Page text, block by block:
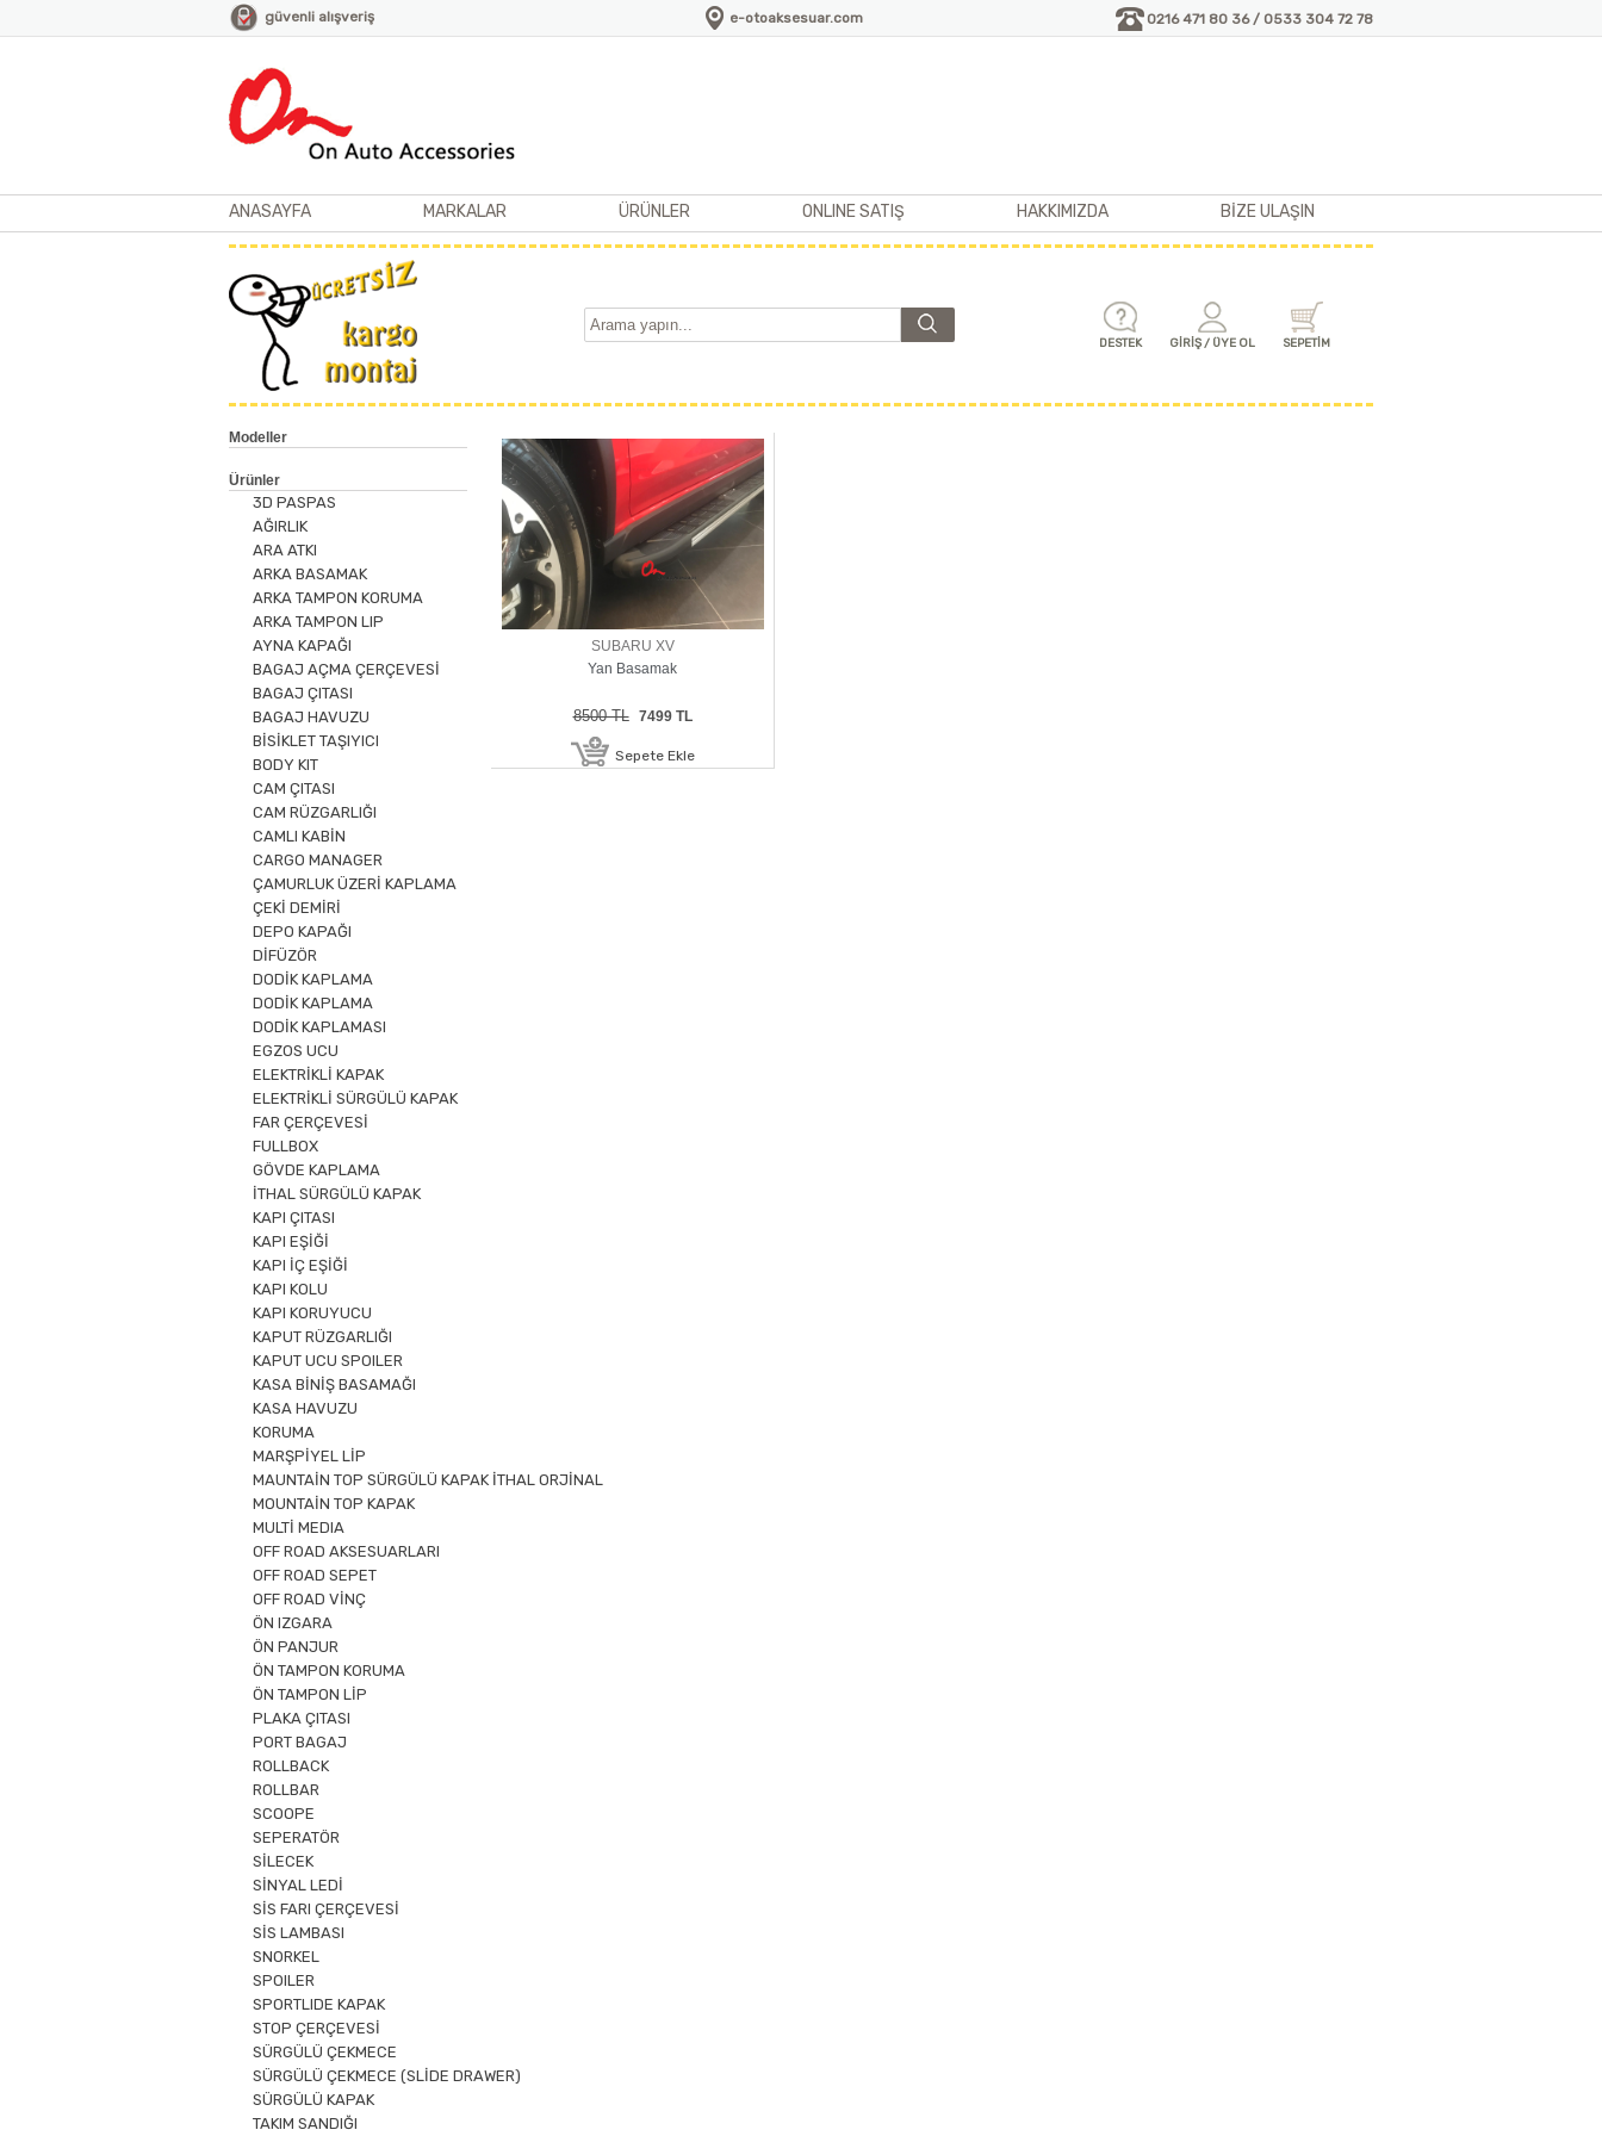
güvenli alışveriş e-otoaksesuar.com 0216 471 80 36 / 0533 304 72 78
ANASAYFA MARKALAR ÜRÜNLER ONLINE SATIŞ HAKKIMIZDA BİZE ULAŞIN
DESTEK GİRİŞ / ÜYE OL SEPETİM
Modeller
Ürünler
3D PASPAS
AĞIRLIK
ARA ATKI
ARKA BASAMAK
ARKA TAMPON KORUMA
ARKA TAMPON LIP
AYNA KAPAĞI
BAGAJ AÇMA ÇERÇEVESİ
BAGAJ ÇITASI
BAGAJ HAVUZU
BİSİKLET TAŞIYICI
BODY KIT
CAM ÇITASI
CAM RÜZGARLIĞI
CAMLI KABİN
CARGO MANAGER
ÇAMURLUK ÜZERİ KAPLAMA
ÇEKİ DEMİRİ
DEPO KAPAĞI
DİFÜZÖR
DODİK KAPLAMA
DODİK KAPLAMA
DODİK KAPLAMASI
EGZOS UCU
ELEKTRİKLİ KAPAK
ELEKTRİKLİ SÜRGÜLÜ KAPAK
FAR ÇERÇEVESİ
FULLBOX
GÖVDE KAPLAMA
İTHAL SÜRGÜLÜ KAPAK
KAPI ÇITASI
KAPI EŞİĞİ
KAPI İÇ EŞİĞİ
KAPI KOLU
KAPI KORUYUCU
KAPUT RÜZGARLIĞI
KAPUT UCU SPOILER
KASA BİNİŞ BASAMAĞI
KASA HAVUZU
KORUMA
MARŞPİYEL LİP
MAUNTAİN TOP SÜRGÜLÜ KAPAK İTHAL ORJİNAL
MOUNTAİN TOP KAPAK
MULTİ MEDIA
OFF ROAD AKSESUARLARI
OFF ROAD SEPET
OFF ROAD VİNÇ
ÖN IZGARA
ÖN PANJUR
ÖN TAMPON KORUMA
ÖN TAMPON LİP
PLAKA ÇITASI
PORT BAGAJ
ROLLBACK
ROLLBAR
SCOOPE
SEPERATÖR
SİLECEK
SİNYAL LEDİ
SİS FARI ÇERÇEVESİ
SİS LAMBASI
SNORKEL
SPOILER
SPORTLIDE KAPAK
STOP ÇERÇEVESİ
SÜRGÜLÜ ÇEKMECE
SÜRGÜLÜ ÇEKMECE (SLİDE DRAWER)
SÜRGÜLÜ KAPAK
TAKIM SANDIĞI
SUBARU XV
Yan Basamak
8500 TL 7499 TL
Sepete Ekle